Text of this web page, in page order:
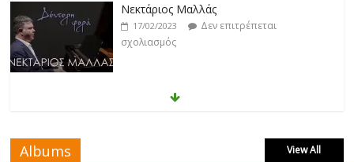
George P. Lemos feat. Ασπασία Λαιμού
17/02/2023
Δεν επιτρέπεται
σχολιασμός
Μάριος Δαρβίρας
Albums View All